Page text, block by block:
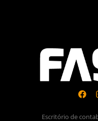
Escritório de